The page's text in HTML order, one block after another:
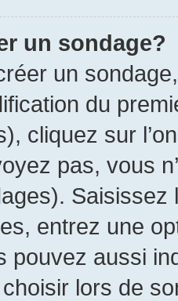
un sondage?
un
du
cliquez sur
pas, vous
entrez une
pouvez aussi
lors de